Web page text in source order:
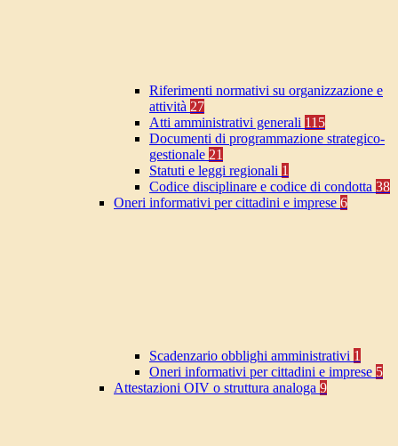
Riferimenti normativi su organizzazione e
attività 27
Atti amministrativi generali 115
Documenti di programmazione strategico-
gestionale 21
Statuti e leggi regionali 1
Codice disciplinare e codice di condotta 38
Oneri informativi per cittadini e imprese 6
Scadenzario obblighi amministrativi 1
Oneri informativi per cittadini e imprese 5
Attestazioni OIV o struttura analoga 9